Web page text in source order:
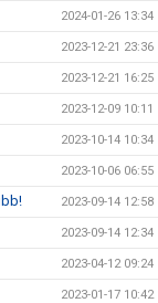
2024-01-26 13:34
2023-12-21 23:36
2023-12-21 16:25
2023-12-09 10:11
2023-10-14 10:34
2023-10-06 06:55
2023-09-14 12:58
2023-09-14 12:34
2023-04-12 09:24
2023-01-17 10:42